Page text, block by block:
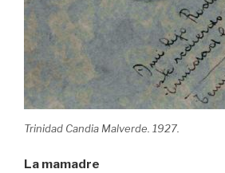
Trinidad Candia Malverde. 1927.
La mamadre